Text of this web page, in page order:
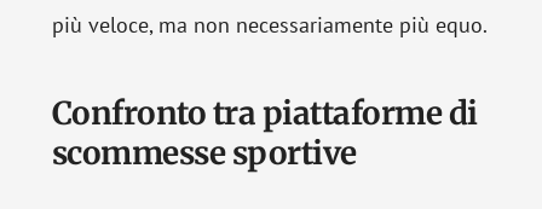
più veloce, ma non necessariamente più equo.
Confronto tra piattaforme di
scommesse sportive